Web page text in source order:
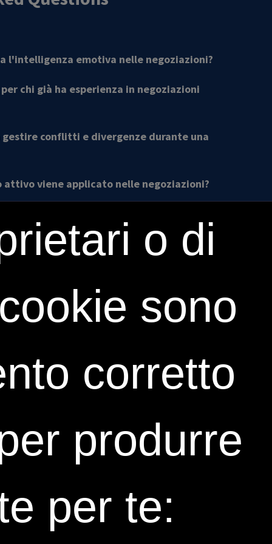
l'intelligenza emotiva nelle negoziazioni?
chi già ha esperienza in negoziazioni
gestire conflitti e divergenze durante una
attivo viene applicato nelle negoziazioni?
le dinamiche emotive in questo corso?
la gestione del feedback complesso?
e quale esperienza porta in aula?
o di
sono
corretto
produrre
per te: